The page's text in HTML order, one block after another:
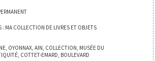
: MA COLLECTION DE LIVRES ET OBJETS
, OYONNAX,AIN, COLLECTION, MUSÉE DU
, COTTET-EMARD, BOULEVARD